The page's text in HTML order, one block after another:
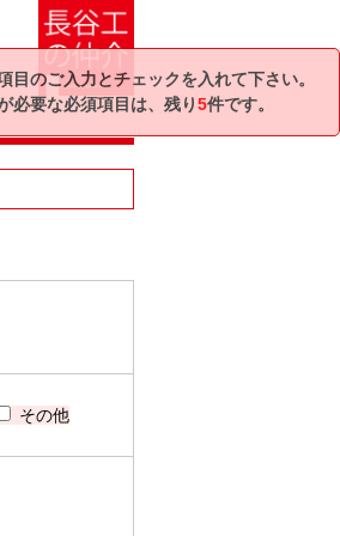
その他
目のご入力とチェックを入れて下さい。
必要な必須項目は、残り5件です。